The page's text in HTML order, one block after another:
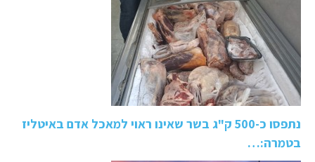
נתפסו כ-500 ק"ג בשר שאינו ראוי למאכל אדם באיטליז
בטמרה:…